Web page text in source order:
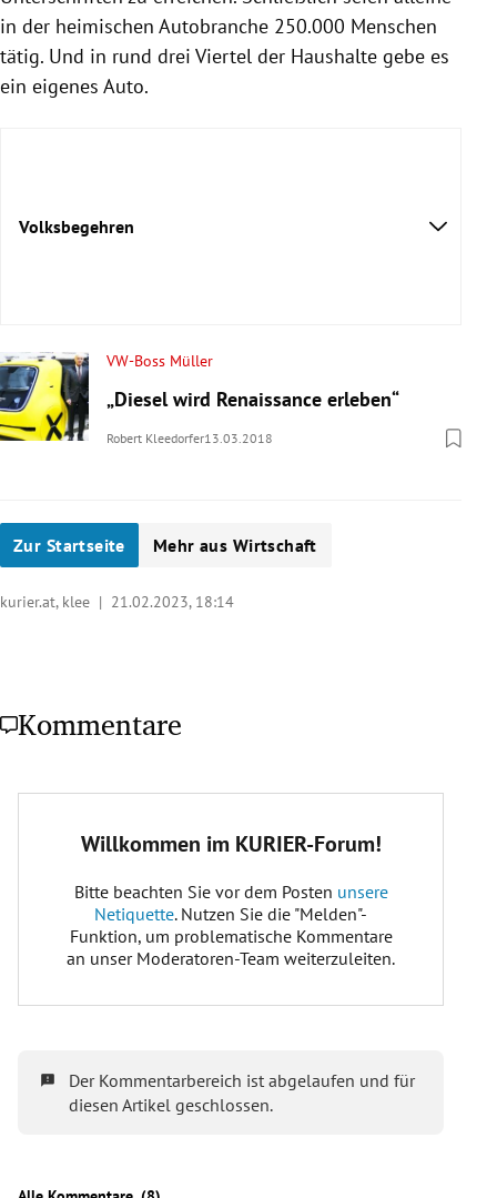
in der heimischen Autobranche 250.000 Menschen
tätig. Und in rund drei Viertel der Haushalte gebe es
ein eigenes Auto.
Volksbegehren
VW-Boss Müller
„Diesel wird Renaissance erleben“
Robert Kleedorfer13.03.2018
Zur Startseite Mehr aus Wirtschaft
kurier.at, klee | 21.02.2023, 18:14
Kommentare